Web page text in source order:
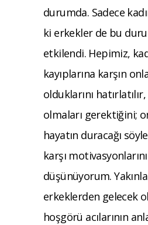
durumda. Sadece
ki erkekler de bu
etkilendi. Hepimiz,
kayıplarına karşın
olduklarını
olmaları gerektiğini;
hayatın duracağı
karşı
düşünüyorum.
erkeklerden gelecek
hoşgörü acılarının